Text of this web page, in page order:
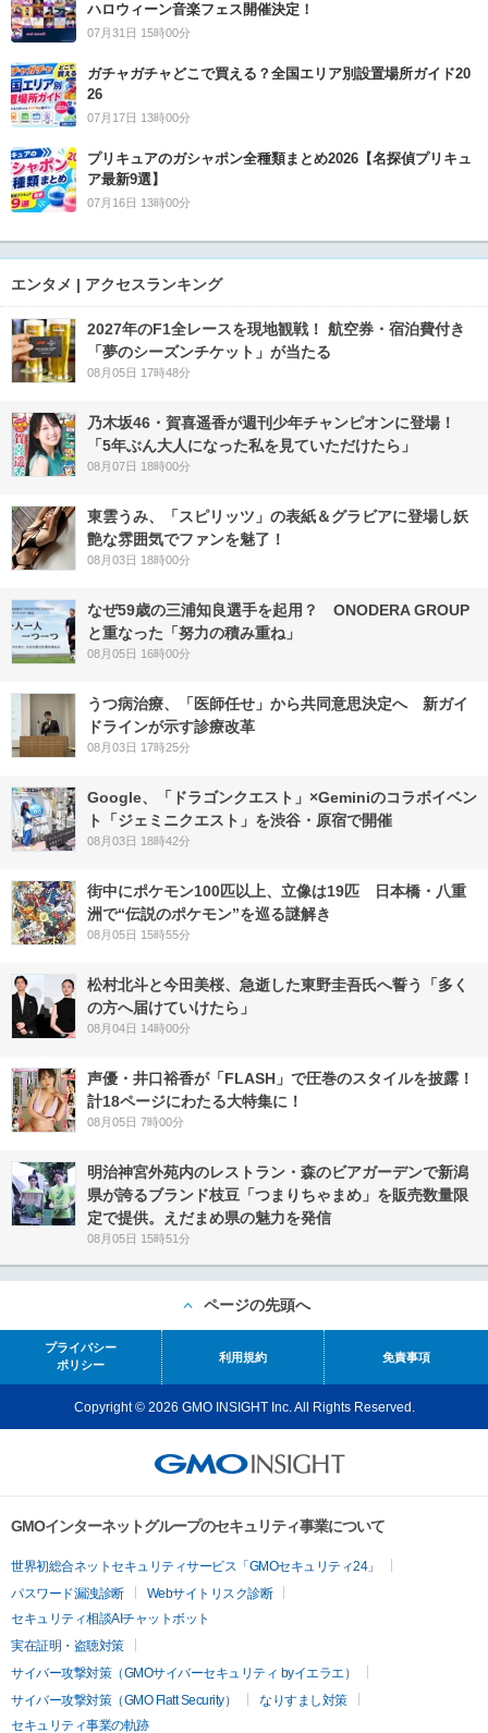
ハロウィーン音楽フェス開催決定！
07月31日 15時00分
ガチャガチャどこで買える？全国エリア別設置場所ガイド20
26
07月17日 13時00分
プリキュアのガシャポン全種類まとめ2026【名探偵プリキュ
ア最新9選】
07月16日 13時00分
エンタメ | アクセスランキング
2027年のF1全レースを現地観戦！ 航空券・宿泊費付き
「夢のシーズンチケット」が当たる
08月05日 17時48分
乃木坂46・賀喜遥香が週刊少年チャンピオンに登場！
「5年ぶん大人になった私を見ていただけたら」
08月07日 18時00分
東雲うみ、「スピリッツ」の表紙＆グラビアに登場し妖
艶な雰囲気でファンを魅了！
08月03日 18時00分
なぜ59歳の三浦知良選手を起用？ ONODERA GROUP
と重なった「努力の積み重ね」
08月05日 16時00分
うつ病治療、「医師任せ」から共同意思決定へ 新ガイ
ドラインが示す診療改革
08月03日 17時25分
Google、「ドラゴンクエスト」×Geminiのコラボイベン
ト「ジェミニクエスト」を渋谷・原宿で開催
08月03日 18時42分
街中にポケモン100匹以上、立像は19匹 日本橋・八重
洲で“伝説のポケモン”を巡る謎解き
08月05日 15時55分
松村北斗と今田美桜、急逝した東野圭吾氏へ誓う「多く
の方へ届けていけたら」
08月04日 14時00分
声優・井口裕香が「FLASH」で圧巻のスタイルを披露！
計18ページにわたる大特集に！
08月05日 7時00分
明治神宮外苑内のレストラン・森のビアガーデンで新潟
県が誇るブランド枝豆「つまりちゃまめ」を販売数量限
定で提供。えだまめ県の魅力を発信
08月05日 15時51分
ページの先頭へ
プライバシー
ポリシー
利用規約 免責事項
Copyright © 2026 GMO INSIGHT Inc. All Rights Reserved.
GMOインターネットグループのセキュリティ事業について
世界初総合ネットセキュリティサービス「GMOセキュリティ24」
パスワード漏洩診断
Webサイトリスク診断
セキュリティ相談AIチャットボット
実在証明・盗聴対策
サイバー攻撃対策（GMOサイバーセキュリティ byイエラエ）
サイバー攻撃対策（GMO Flatt Security）
なりすまし対策
セキュリティ事業の軌跡